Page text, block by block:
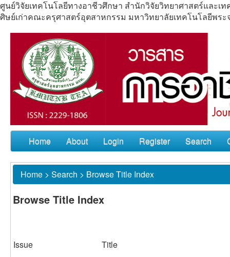
ศูนย์วิจัยเทคโนโลยีทางอาชีวศึกษา สำนักวิจัยวิทยาศาสตร์และ
ศิษย์เก่าคณะครุศาสตร์อุตสาหกรรม มหาวิทยาลัยเทคโนโลยีพระ
Home About Login Register Search
Home > Search > Browse Title Index
Browse Title Index
Issue Title